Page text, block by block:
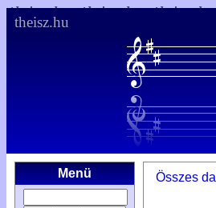
theisz.hu
Menü Összes dal